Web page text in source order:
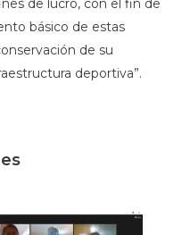
de lucro, con el fin de
básico de estas
de su
deportiva”.